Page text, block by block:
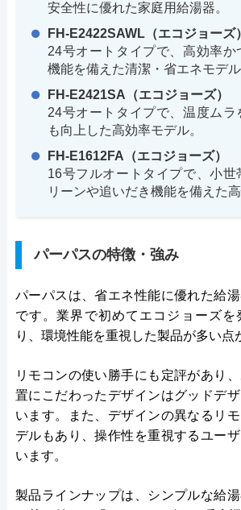
安全性に優れた家庭用給湯器。
FH-E2422SAWL（エコジョーズ）
24号オートタイプで、高効率か
機能を備えた清潔・省エネモデル
FH-E2421SA（エコジョーズ）
24号オートタイプで、温度ムラ
も向上した高効率モデル。
FH-E1612FA（エコジョーズ）
16号フルオートタイプで、小世
リーンや追いだき機能を備えた高
パーパスの特徴・強み
パーパスは、省エネ性能に優れた給
です。業界で初めてエコジョーズを
り、環境性能を重視した製品が多い点
リモコンの使い勝手にも定評があり
置にこだわったデザインはグッドデ
います。また、デザインの異なるリ
デルもあり、操作性を重視するユー
います。
製品ラインナップは、シンプルな給